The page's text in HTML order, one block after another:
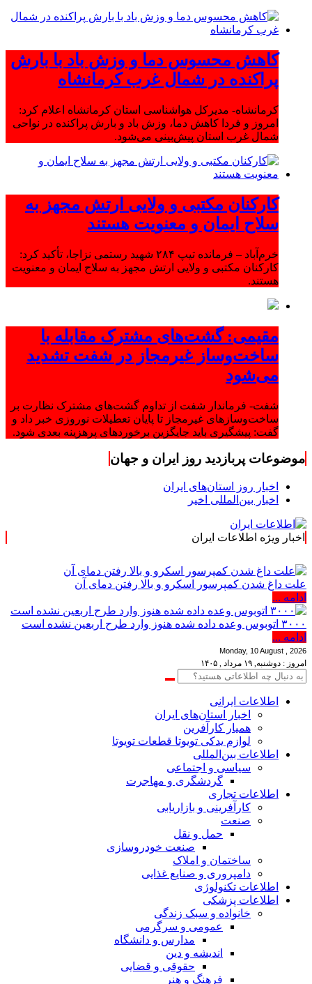
کاهش محسوس دما و وزش باد با بارش
پراکنده در شمال غرب کرمانشاه
کرمانشاه- مدیرکل هواشناسی استان کرمانشاه اعلام کرد:
امروز و فردا کاهش دما، وزش باد و بارش پراکنده در نواحی
شمال غرب استان پیش‌بینی می‌شود.
کارکنان مکتبی و ولایی ارتش مجهز به
سلاح ایمان و معنویت هستند
خرم‌آباد – فرمانده تیپ ۲۸۴ شهید رستمی نزاجا، تأکید کرد:
کارکنان مکتبی و ولایی ارتش مجهز به سلاح ایمان و معنویت
هستند.
مقیمی: گشت‌های مشترک مقابله با
ساخت‌وساز غیرمجاز در شفت تشدید
می‌شود
شفت- فرماندار شفت از تداوم گشت‌های مشترک نظارت بر
ساخت‌وسازهای غیرمجاز تا پایان تعطیلات نوروزی خبر داد و
گفت: پیشگیری باید جایگزین برخوردهای پرهزینه بعدی شود.
موضوعات پربازدید روز ایران و جهان
اخبار روز استان‌های ایران
اخبار بین‌المللی اخیر
اخبار ویژه اطلاعات ایران
علت داغ شدن کمپرسور اسکرو و بالا رفتن دمای آن
ادامه ...
۳۰۰۰ اتوبوس وعده داده شده هنوز وارد طرح اربعین نشده است
ادامه ...
Monday, 10 August , 2026
امروز : دوشنبه, ۱۹ مرداد , ۱۴۰۵
اطلاعات‌ ‎ایرانی
اخبار استان‌های ایران
همیار کارآفرین
لوازم یدکی تویوتا قطعات تویوتا
اطلاعات بین‌المللی
سیاسی و اجتماعی
گردشگری و مهاجرت
اطلاعات تجاری
کارآفرینی و بازاریابی
صنعت
حمل و نقل
صنعت خودروسازی
ساختمان و املاک
دامپروری و صنایع غذایی
اطلاعات تکنولوژی
اطلاعات پزشکی
خانواده و سبک زندگی
عمومی و سرگرمی
مدارس و دانشگاه
اندیشه و دین
حقوقی و قضایی
فرهنگ و هنر